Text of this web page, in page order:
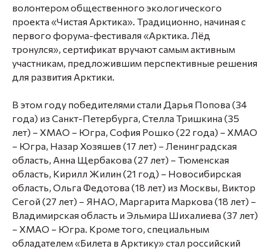
волонтером общественного экологического
проекта «Чистая Арктика». Традиционно, начиная с
первого форума-фестиваля «Арктика. Лёд
тронулся», сертификат вручают самым активным
участникам, предложившим перспективные решения
для развития Арктики.
В этом году победителями стали Дарья Попова (34
года) из Санкт-Петербурга, Стелла Тришкина (35
лет) – ХМАО – Югра, София Рошко (22 года) – ХМАО
– Югра, Назар Хозяшев (17 лет) – Ленинградская
область, Анна Щербакова (27 лет) – Тюменская
область, Кирилл Жилин (21 год) – Новосибирская
область, Ольга Федотова (18 лет) из Москвы, Виктор
Сегой (27 лет) – ЯНАО, Маргарита Маркова (18 лет) –
Владимирская область и Эльмира Шихалиева (37 лет)
– ХМАО – Югра. Кроме того, специальным
обладателем «Билета в Арктику» стал российский